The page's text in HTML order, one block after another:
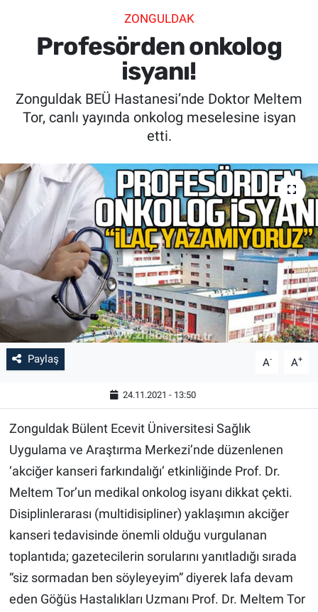
ZONGULDAK
Profesörden onkolog
isyanı!
Zonguldak BEÜ Hastanesi’nde Doktor Meltem
Tor, canlı yayında onkolog meselesine isyan
etti.
Paylaş A- A+
24.11.2021 - 13:50
Zonguldak Bülent Ecevit Üniversitesi Sağlık
Uygulama ve Araştırma Merkezi’nde düzenlenen
‘akciğer kanseri farkındalığı’ etkinliğinde Prof. Dr.
Meltem Tor’un medikal onkolog isyanı dikkat çekti.
Disiplinlerarası (multidisipliner) yaklaşımın akciğer
kanseri tedavisinde önemli olduğu vurgulanan
toplantıda; gazetecilerin sorularını yanıtladığı sırada
“siz sormadan ben söyleyeyim” diyerek lafa devam
eden Göğüs Hastalıkları Uzmanı Prof. Dr. Meltem Tor
SAĞLIK